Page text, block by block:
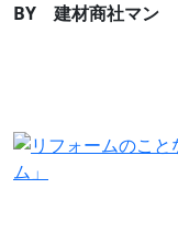
BY 建材商社マン